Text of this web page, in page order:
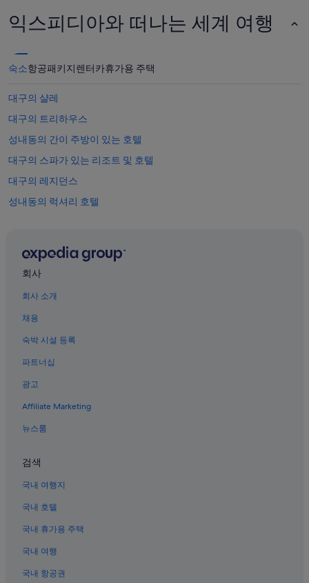
익스피디아와 떠나는 세계 여행
숙소항공패키지렌터카휴가용 주택
대구의 샬레
대구의 트리하우스
성내동의 간이 주방이 있는 호텔
대구의 스파가 있는 리조트 및 호텔
대구의 레지던스
성내동의 럭셔리 호텔
대구역의 펜션
대구의 콘도 리조트
대구의 3성급 호텔
대구의 5성급 호텔
대구의 웨딩 호텔
성내동 호텔
중구의 비즈니스 호텔
동성로의 주차 가능 호텔
대구의 료칸
대구의 럭셔리 호텔
칠성시장역의 호스텔
대구의 개인 별장
동성로의 사우나가 있는 호텔
회사
회사 소개
채용
숙박 시설 등록
파트너십
광고
Affiliate Marketing
뉴스룸
검색
국내 여행지
국내 호텔
국내 휴가용 주택
국내 여행
국내 항공권